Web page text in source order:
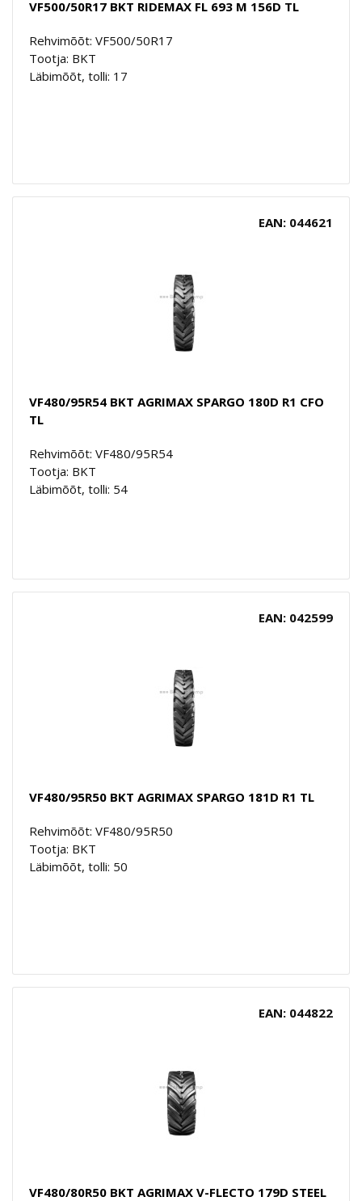
VF500/50R17 BKT RIDEMAX FL 693 M 156D TL
Rehvimõõt: VF500/50R17
Tootja: BKT
Läbimõõt, tolli: 17
EAN: 044621
VF480/95R54 BKT AGRIMAX SPARGO 180D R1 CFO
TL
Rehvimõõt: VF480/95R54
Tootja: BKT
Läbimõõt, tolli: 54
EAN: 042599
VF480/95R50 BKT AGRIMAX SPARGO 181D R1 TL
Rehvimõõt: VF480/95R50
Tootja: BKT
Läbimõõt, tolli: 50
EAN: 044822
VF480/80R50 BKT AGRIMAX V-FLECTO 179D STEEL